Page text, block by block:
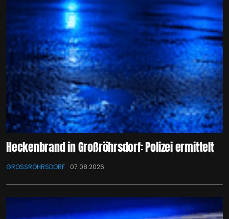
Heckenbrand in Großröhrsdorf: Polizei ermittelt
GROSSRÖHRSDORF 07.08.2026